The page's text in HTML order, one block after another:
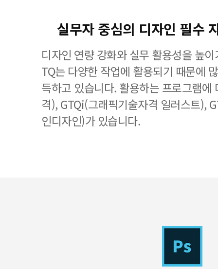
실무자 중심의 디자인 필수
디자인 연량 강화와 실무 활용성을 높
TQ는 다양한 작업에 활용되기 때문에
득하고 있습니다. 활용하는 프로그램에
격), GTQi(그래픽기술자격 일러스트),
인디자인)가 있습니다.